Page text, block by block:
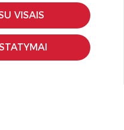
VISAIS